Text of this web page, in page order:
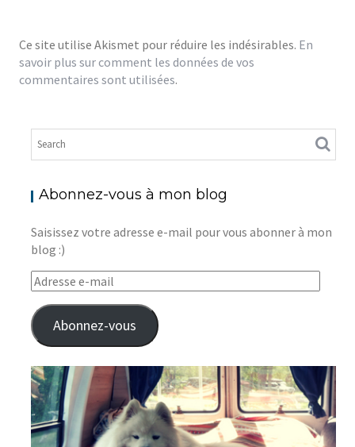
Ce site utilise Akismet pour réduire les indésirables. En
savoir plus sur comment les données de vos
commentaires sont utilisées.
Abonnez-vous à mon blog
Saisissez votre adresse e-mail pour vous abonner à mon
blog :)
Adresse
e-
mail
Abonnez-vous